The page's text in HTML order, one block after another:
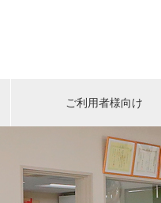
ご利用者様向け